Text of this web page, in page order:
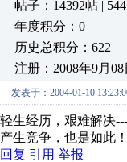
帖子：14392帖 |
年度积分：0
历史总积分：622
注册：2008年9月08
发表于：2004-01-10
轻生经历，艰难解决
产生竞争，也是如此
回复 引用 举报